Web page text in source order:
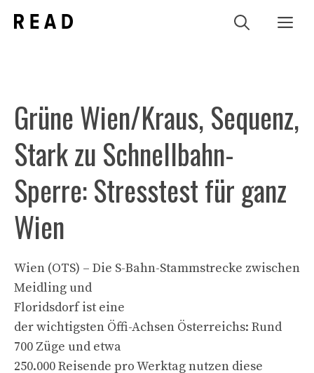
Inhalt
Grüne Wien/Kraus, Sequenz,
Stark zu Schnellbahn-
Sperre: Stresstest für ganz
Wien
Wien (OTS) – Die S-Bahn-Stammstrecke zwischen
Meidling und
Floridsdorf ist eine
der wichtigsten Öffi-Achsen Österreichs: Rund
700 Züge und etwa
250.000 Reisende pro Werktag nutzen diese